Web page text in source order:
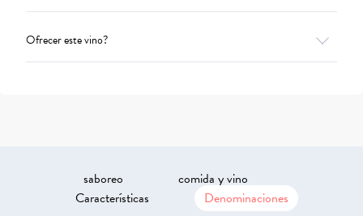
Ofrecer este vino?
saboreo
comida y vino
Características
Denominaciones